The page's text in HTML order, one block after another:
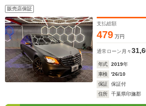
黒革シート 純正20AW シートヒーター
ビ ブルメスター ETC2.0
販売店保証
支払総額
479 万円
通常ローン 月々
年式 2019年
車検
'26/10
保証
保証付
住所
千葉県印旛郡